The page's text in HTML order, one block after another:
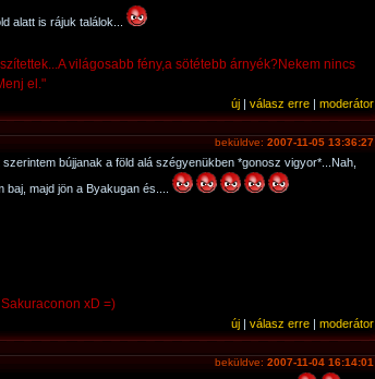
alatt is rájuk találok...
világosabb fény,a sötétebb árnyék?Nekem nincs
el."
új | válasz erre | moderátor
beküldve: 2007-11-05 13:36:27
szerintem bújjanak a föld alá szégyenükben *gonosz vigyor*...Nah,
baj, majd jön a Byakugan és....
xD =)
új | válasz erre | moderátor
beküldve: 2007-11-04 16:14:01